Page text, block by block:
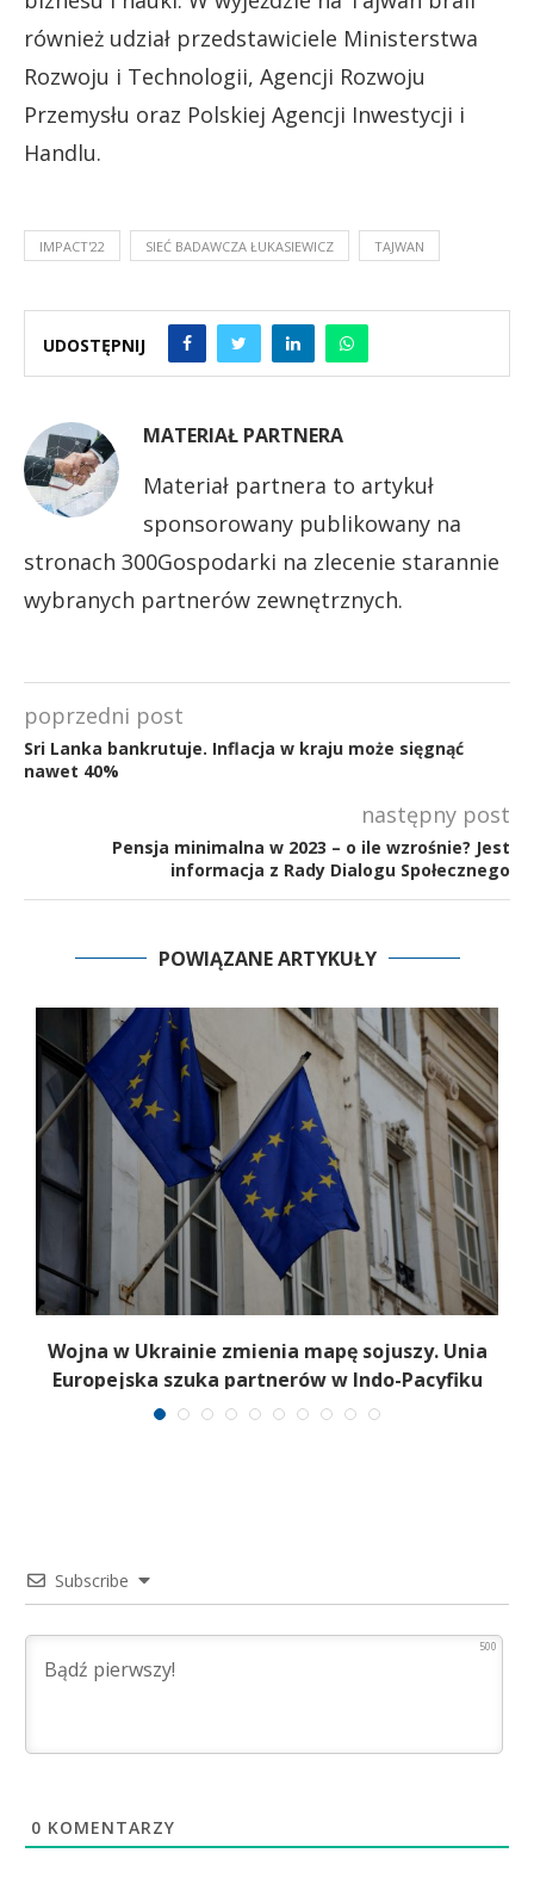
również udział przedstawiciele Ministerstwa
Rozwoju i Technologii, Agencji Rozwoju
Przemysłu oraz Polskiej Agencji Inwestycji i
Handlu.
IMPACT'22 SIEĆ BADAWCZA ŁUKASIEWICZ TAJWAN
UDOSTĘPNIJ
MATERIAŁ PARTNERA
Materiał partnera to artykuł
sponsorowany publikowany na
stronach 300Gospodarki na zlecenie starannie
wybranych partnerów zewnętrznych.
poprzedni post
Sri Lanka bankrutuje. Inflacja w kraju może sięgnąć
nawet 40%
następny post
Pensja minimalna w 2023 – o ile wzrośnie? Jest
informacja z Rady Dialogu Społecznego
POWIĄZANE ARTYKUŁY
Wojna w Ukrainie zmienia mapę sojuszy. Unia
Europejska szuka partnerów w Indo-Pacyfiku
Subscribe
500
0 KOMENTARZY